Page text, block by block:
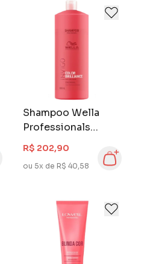
Shampoo Wella
Professionals
Invigo 1000 ml
Color Brilliance
R$ 202,90
ou 5x de R$ 40,58